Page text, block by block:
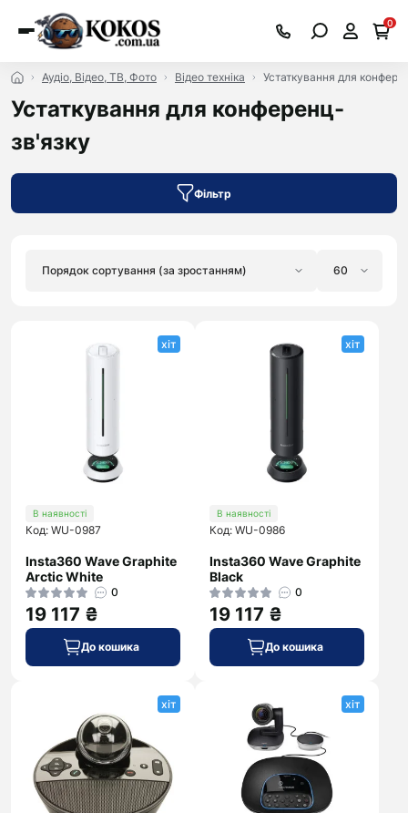
0
Аудіо, Відео, ТВ, Фото Відео техніка Устаткування для
Устаткування для конференц-
зв'язку
Фільтр
хіт
В наявності
Код: WU-0987
Insta360 Wave Graphite
Arctic White
0
19 117 ₴
До кошика
хіт
В наявності
Код: WU-0986
Insta360 Wave Graphite
Black
0
19 117 ₴
До кошика
хіт хіт